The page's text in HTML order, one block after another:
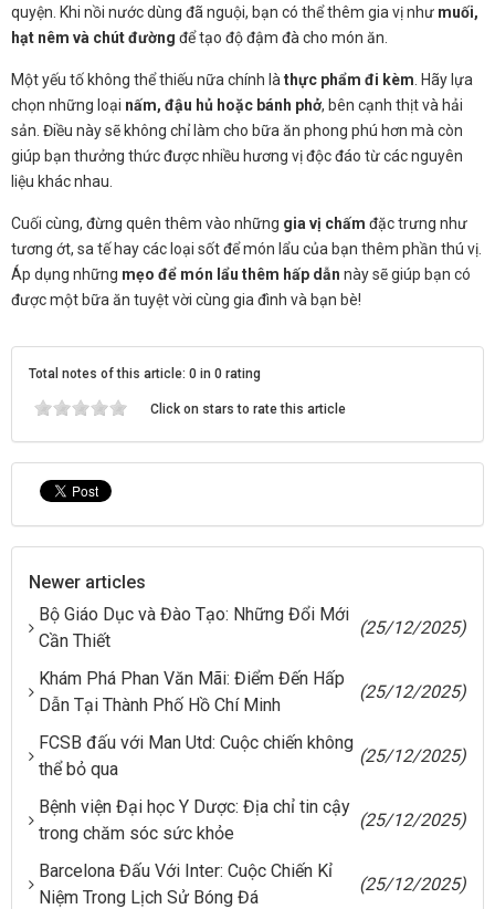
quyện. Khi nồi nước dùng đã nguội, bạn có thể thêm gia vị như muối,
hạt nêm và chút đường để tạo độ đậm đà cho món ăn.
Một yếu tố không thể thiếu nữa chính là thực phẩm đi kèm . Hãy lựa
chọn những loại nấm, đậu hủ hoặc bánh phở, bên cạnh thịt và hải
sản. Điều này sẽ không chỉ làm cho bữa ăn phong phú hơn mà còn
giúp bạn thưởng thức được nhiều hương vị độc đáo từ các nguyên
liệu khác nhau.
Cuối cùng, đừng quên thêm vào những gia vị chấm đặc trưng như
tương ớt, sa tế hay các loại sốt để món lẩu của bạn thêm phần thú vị.
Áp dụng những mẹo để món lẩu thêm hấp dẫn này sẽ giúp bạn có
được một bữa ăn tuyệt vời cùng gia đình và bạn bè!
Total notes of this article: 0 in 0 rating
Click on stars to rate this article
Newer articles
Bộ Giáo Dục và Đào Tạo: Những Đổi Mới
Cần Thiết
(25/12/2025)
Khám Phá Phan Văn Mãi: Điểm Đến Hấp
Dẫn Tại Thành Phố Hồ Chí Minh
(25/12/2025)
FCSB đấu với Man Utd: Cuộc chiến không
thể bỏ qua
(25/12/2025)
Bệnh viện Đại học Y Dược: Địa chỉ tin cậy
trong chăm sóc sức khỏe
(25/12/2025)
Barcelona Đấu Với Inter: Cuộc Chiến Kỉ
Niệm Trong Lịch Sử Bóng Đá
(25/12/2025)